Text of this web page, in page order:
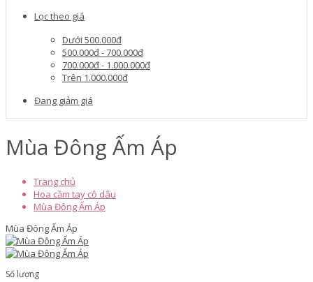
Lọc theo giá
Dưới 500.000đ
500.000đ - 700.000đ
700.000đ - 1.000.000đ
Trên 1.000.000đ
Đang giảm giá
Mùa Đông Ấm Áp
Trang chủ
Hoa cầm tay cô dâu
Mùa Đông Ấm Áp
Mùa Đông Ấm Áp
Số lượng